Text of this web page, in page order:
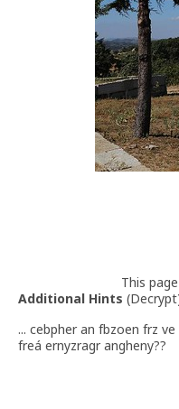
This
Additional Hints (Decrypt
... cebpher an fbzoen frz ve
freá ernyzragr angheny??